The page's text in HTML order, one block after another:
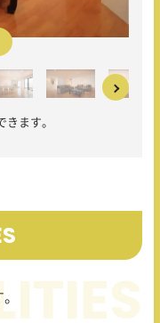
きます。